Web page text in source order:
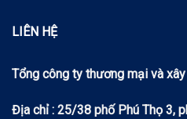
LIÊN HỆ
Tổng công ty thương mại và
Địa chỉ : 25/38 phố Phú Thọ 3,